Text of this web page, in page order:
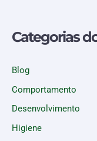
Categorias
Blog
Comportamento
Desenvolvimento
Higiene